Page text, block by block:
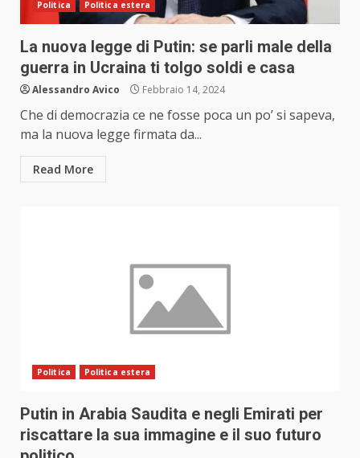
Politica Politica estera
La nuova legge di Putin: se parli male della
guerra in Ucraina ti tolgo soldi e casa
Alessandro Avico Febbraio 14, 2024
Che di democrazia ce ne fosse poca un po’ si sapeva,
ma la nuova legge firmata da...
Read More
Politica Politica estera
Putin in Arabia Saudita e negli Emirati per
riscattare la sua immagine e il suo futuro